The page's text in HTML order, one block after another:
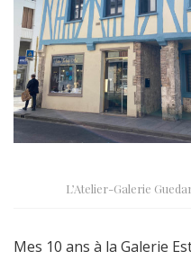
L’Atelier-Galerie
Mes 10 ans à la Galerie